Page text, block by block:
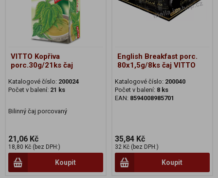
VITTO Kopřiva
porc.30g/21ks čaj
Katalogové číslo: 200024
Počet v balení: 21 ks
Bilinný čaj porcovaný
21,06 Kč
18,80 Kč (bez DPH:)
Koupit
English Breakfast porc.
80x1,5g/8ks čaj VITTO
Katalogové číslo: 200040
Počet v balení: 8 ks
EAN: 8594008985701
35,84 Kč
32 Kč (bez DPH:)
Koupit